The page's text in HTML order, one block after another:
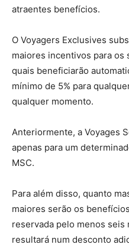
atraentes benefícios.
O Voyagers Exclusives
maiores incentivos para os
quais beneficiarão
mínimo de 5% para
qualquer momento.
Anteriormente, a Voyages
apenas para um
MSC.
Para além disso, quanto
maiores serão os
reservada pelo menos seis
resultará num desconto